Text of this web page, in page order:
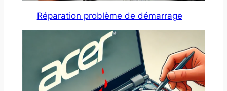
Réparation problème de démarrage